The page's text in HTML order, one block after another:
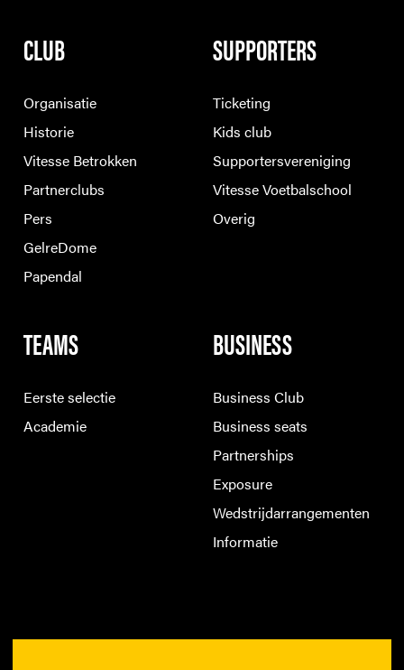
CLUB
Organisatie
Historie
Vitesse Betrokken
Partnerclubs
Pers
GelreDome
Papendal
SUPPORTERS
Ticketing
Kids club
Supportersvereniging
Vitesse Voetbalschool
Overig
TEAMS
Eerste selectie
Academie
BUSINESS
Business Club
Business seats
Partnerships
Exposure
Wedstrijdarrangementen
Informatie